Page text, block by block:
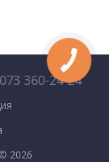
073 360-24-24
2026